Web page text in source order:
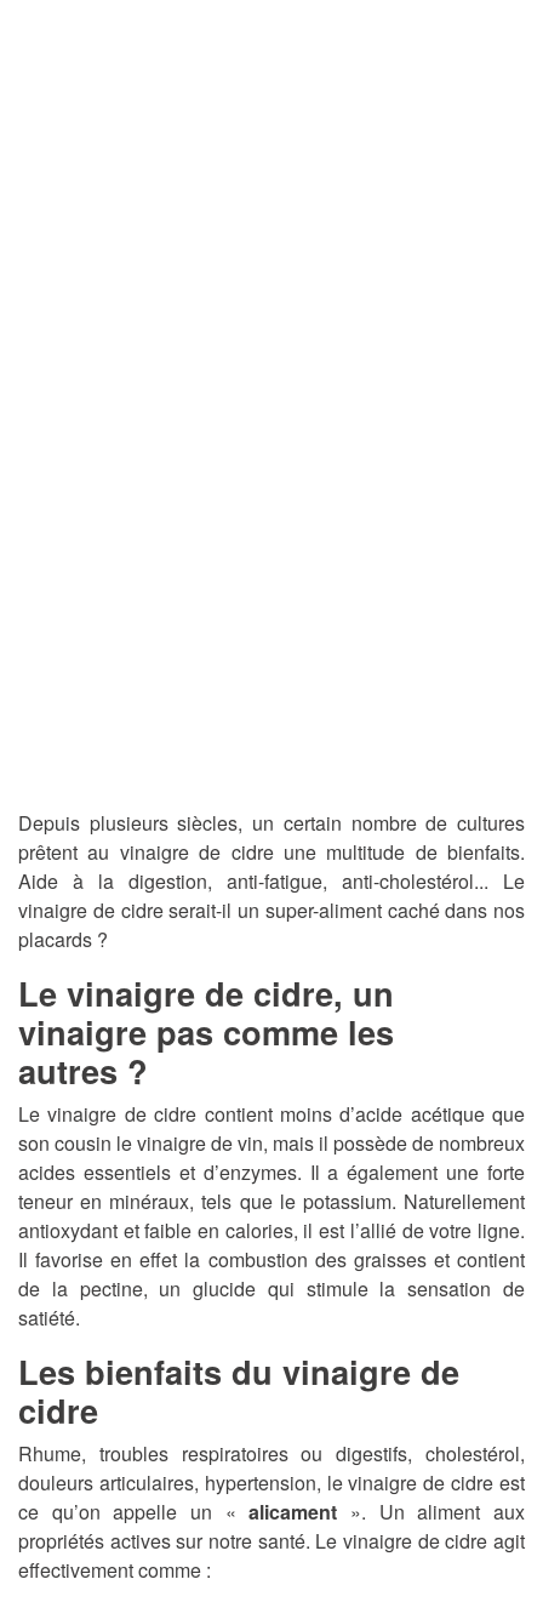
Depuis plusieurs siècles, un certain nombre de cultures
prêtent au vinaigre de cidre une multitude de bienfaits.
Aide à la digestion, anti-fatigue, anti-cholestérol... Le
vinaigre de cidre serait-il un super-aliment caché dans nos
placards ?
Le vinaigre de cidre, un
vinaigre pas comme les
autres ?
Le vinaigre de cidre contient moins d’acide acétique que
son cousin le vinaigre de vin, mais il possède de nombreux
acides essentiels et d’enzymes. Il a également une forte
teneur en minéraux, tels que le potassium. Naturellement
antioxydant et faible en calories, il est l’allié de votre ligne.
Il favorise en effet la combustion des graisses et contient
de la pectine, un glucide qui stimule la sensation de
satiété.
Les bienfaits du vinaigre de
cidre
Rhume, troubles respiratoires ou digestifs, cholestérol,
douleurs articulaires, hypertension, le vinaigre de cidre est
ce qu’on appelle un «alicament ». Un aliment aux
propriétés actives sur notre santé. Le vinaigre de cidre agit
effectivement comme :